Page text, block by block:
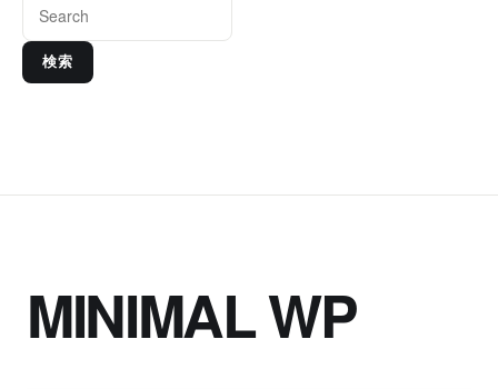
検索
MINIMAL WP